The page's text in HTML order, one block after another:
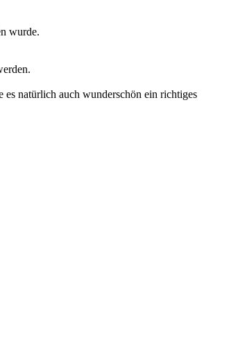
wurde.
natürlich auch wunderschön ein richtiges